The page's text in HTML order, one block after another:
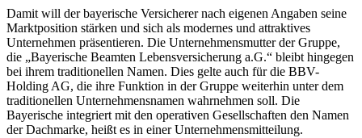
Damit will der bayerische Versicherer nach eigenen Angaben seine
Marktposition stärken und sich als modernes und attraktives
Unternehmen präsentieren. Die Unternehmensmutter der Gruppe,
die „Bayerische Beamten Lebensversicherung a.G.“ bleibt hingegen
bei ihrem traditionellen Namen. Dies gelte auch für die BBV-
Holding AG, die ihre Funktion in der Gruppe weiterhin unter dem
traditionellen Unternehmensnamen wahrnehmen soll. Die
Bayerische integriert mit den operativen Gesellschaften den Namen
der Dachmarke, heißt es in einer Unternehmensmitteilung.